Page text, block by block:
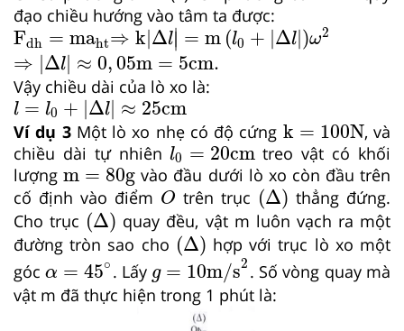
đạo chiều hướng vào tâm ta được:
Fdh = maht
Fdh =maht⇒ k|Δl∣∣ = m (l0 + Δl| )ω2
⇒k|Δl|=ml 0+|Δl|ω 2
⇒ |Δl| ≈ 0,05m = 5cm.
⇒|Δl |≈005m=5 cm.
Vậy chiều dài của lò xo là:
l = l0 + |Δl| ≈ 25cm
l=l0+|Δl |≈25cm
Ví dụ 3Một lò xo nhẹ có độ cứng k = 100N
k 100N , và
chiều dài tự nhiênl0 = 20cm
l0 =20cm treo vật có khối
lượngm = 80g
m=80g
vào đầu dưới lò xo còn đầu trên
cố định vào điểm O
O trên trục (Δ)
Δ
thẳng đứng.
Cho trục (Δ)
Δ
quay đều, vật m luôn vạch ra một
đường tròn sao cho (Δ)
Δ
hợp với trục lò xo một
gócα = 45∘
α= 45∘ . Lấy g = 10m/s2
g= 10m/s2
. Số vòng quay mà
vật m đã thực hiện trong 1 phút là: